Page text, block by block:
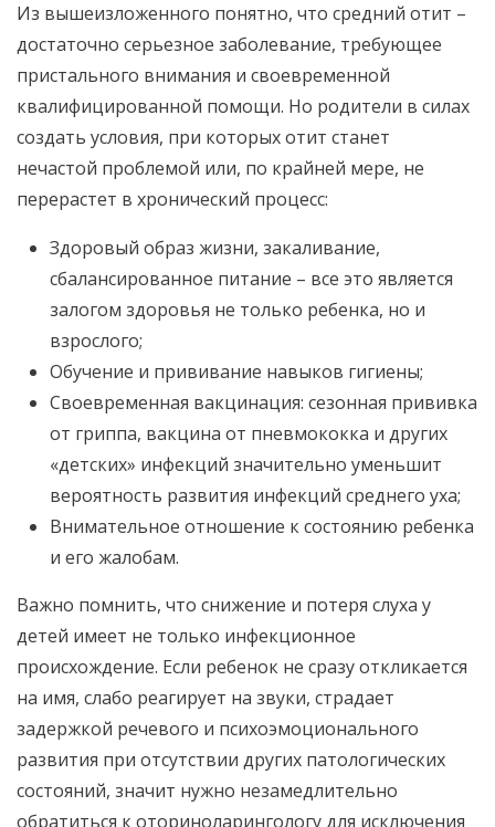
Из вышеизложенного понятно, что средний отит –
достаточно серьезное заболевание, требующее
пристального внимания и своевременной
квалифицированной помощи. Но родители в силах
создать условия, при которых отит станет
нечастой проблемой или, по крайней мере, не
перерастет в хронический процесс:
Здоровый образ жизни, закаливание,
сбалансированное питание – все это является
залогом здоровья не только ребенка, но и
взрослого;
Обучение и прививание навыков гигиены;
Своевременная вакцинация: сезонная прививка
от гриппа, вакцина от пневмококка и других
«детских» инфекций значительно уменьшит
вероятность развития инфекций среднего уха;
Внимательное отношение к состоянию ребенка
и его жалобам.
Важно помнить, что снижение и потеря слуха у
детей имеет не только инфекционное
происхождение. Если ребенок не сразу откликается
на имя, слабо реагирует на звуки, страдает
задержкой речевого и психоэмоционального
развития при отсутствии других патологических
состояний, значит нужно незамедлительно
обратиться к оториноларингологу для исключения